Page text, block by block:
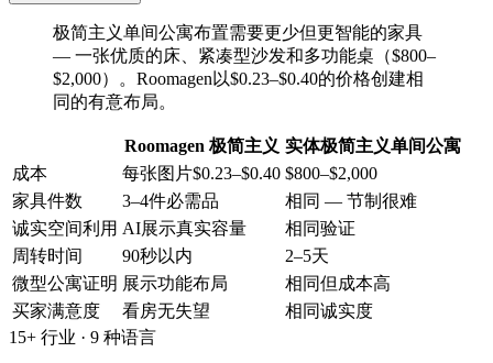
极简主义单间公寓布置需要更少但更智能的家具
— 一张优质的床、紧凑型沙发和多功能桌（$800–
$2,000）。Roomagen以$0.23–$0.40的价格创建相
同的有意布局。
Roomagen 极简主义 实体极简主义单间公寓
成本
每张图片$0.23–$0.40 $800–$2,000
家具件数
3–4件必需品
相同 — 节制很难
诚实空间利用 AI展示真实容量
相同验证
周转时间
90秒以内
2–5天
微型公寓证明 展示功能布局
相同但成本高
买家满意度
看房无失望
相同诚实度
15+ 行业 · 9 种语言